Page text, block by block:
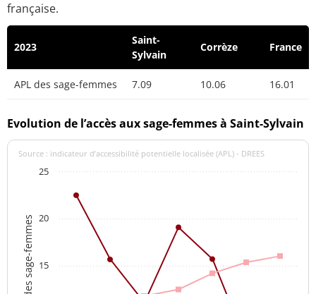
française.
2023
Saint-
Sylvain
Corrèze France
APL des sage-femmes 7.09 10.06 16.01
Evolution de l’accès aux sage-femmes à Saint-Sylvain
APL des sage-femmes
Source : indicateur d’accessibilité potentielle localisée (APL) - DREES
15
20
25